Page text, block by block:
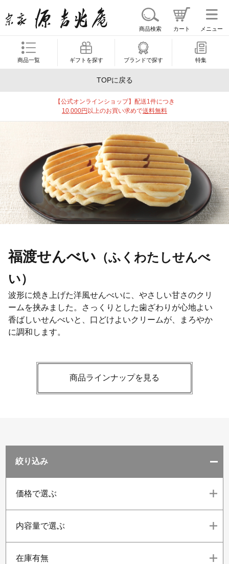
商品検索 カート メニュー
商品一覧 ギフトを探す ブランドで探す 特集
TOPに戻る
【公式オンラインショップ】配送1件につき
10,000円 以上のお買い求めで送料無料
福渡せんべい （ふくわたしせんべ
い）
波形に焼き上げた洋風せんべいに、やさしい甘さのクリ
ームを挟みました。さっくりとした歯ざわりが心地よい
香ばしいせんべいと、口どけよいクリームが、まろやか
に調和します。
商品ラインナップを見る
絞り込み
価格で選ぶ
内容量で選ぶ
在庫有無